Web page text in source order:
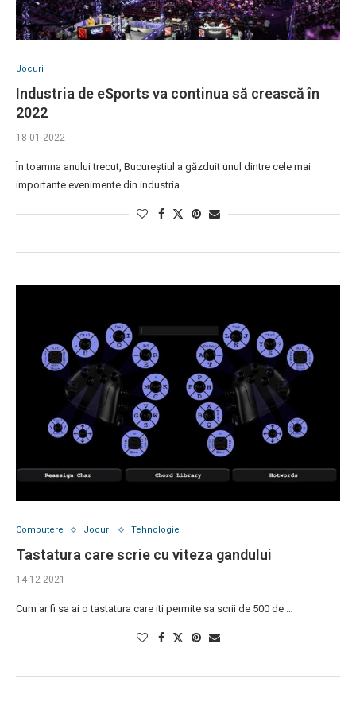
Jocuri
Industria de eSports va continua să crească în
2022
18-01-2022
În toamna anului trecut, Bucureștiul a găzduit unul dintre cele mai
importante evenimente din industria …
Computere Jocuri Tehnologie
Tastatura care scrie cu viteza gandului
14-12-2021
Cum ar fi sa ai o tastatura care iti permite sa scrii de 500 de …